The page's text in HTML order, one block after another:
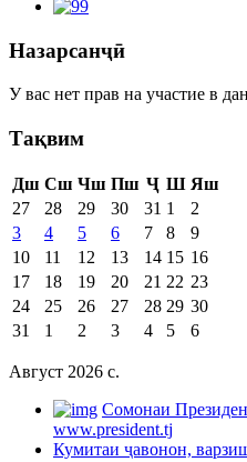
Назарсанҷӣ
У вас нет прав на участие в
Тақвим
Дш Сш Чш Пш Ҷ Ш Яш
27
28 29 30 31 1
2
3
4 5 6 7 8
9
10
11 12 13 14 15 16
17
18 19 20 21 22 23
24
25 26 27 28 29 30
31
1 2 3 4 5 6
Август 2026 c.
Cомонаи
www.president.tj
Кумитаи ҷавонон,